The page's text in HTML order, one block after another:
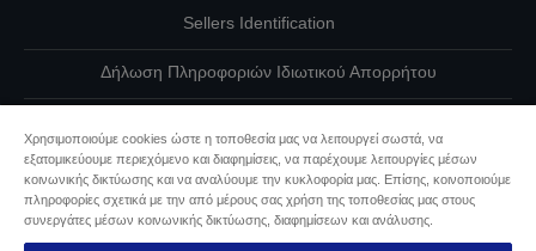
Sellers Identification
Δήλωση Πληροφοριών Ιδιωτικού Απορρήτου
Επικοινωνήστε μαζί μας για τα δεδομένα σας
Πληροφορίες σχετικά με τα cookie
Χρησιμοποιούμε cookies ώστε η τοποθεσία μας να λειτουργεί σωστά, να
εξατομικεύουμε περιεχόμενο και διαφημίσεις, να παρέχουμε λειτουργίες μέσων
κοινωνικής δικτύωσης και να αναλύουμε την κυκλοφορία μας. Επίσης, κοινοποιούμε
πληροφορίες σχετικά με την από μέρους σας χρήση της τοποθεσίας μας στους
συνεργάτες μέσων κοινωνικής δικτύωσης, διαφημίσεων και ανάλυσης.